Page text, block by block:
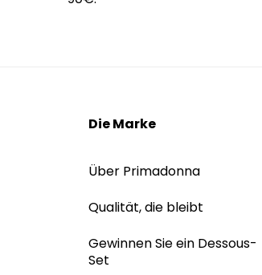
Die Marke
Über Primadonna
Qualität, die bleibt
Gewinnen Sie ein Dessous-
Set